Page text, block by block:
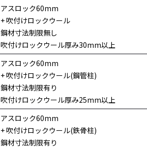
アスロック60mm
+ 吹付けロックウール
鋼材寸法制限無し
吹付けロックウール厚み30mm以上
アスロック60mm
+ 吹付けロックウール(鋼管柱)
鋼材寸法制限有り
吹付けロックウール厚み25mm以上
アスロック60mm
+ 吹付けロックウール(鉄骨柱)
鋼材寸法制限有り